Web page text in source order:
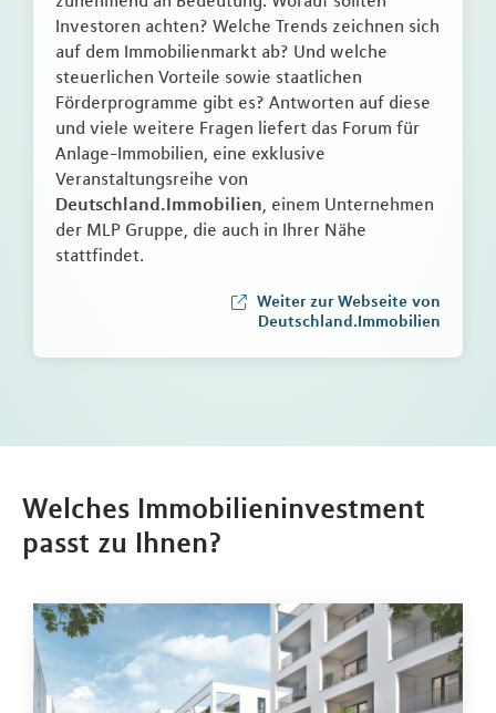
Investoren achten? Welche Trends zeichnen sich
auf dem Immobilienmarkt ab? Und welche
steuerlichen Vorteile sowie staatlichen
Förderprogramme gibt es? Antworten auf diese
und viele weitere Fragen liefert das Forum für
Anlage-Immobilien, eine exklusive
Veranstaltungsreihe von
Deutschland.Immobilien, einem Unternehmen
der MLP Gruppe, die auch in Ihrer Nähe
stattfindet.
Weiter zur Webseite von
Deutschland.Immobilien
Welches Immobilieninvestment
passt zu Ihnen?